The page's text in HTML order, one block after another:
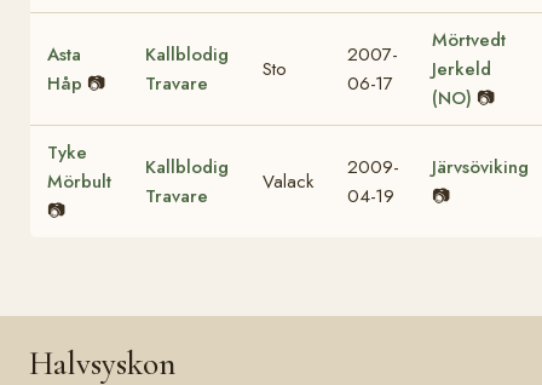
Asta
Håp 📷
Kallblodig
Travare
Sto
2007-
06-17
Mörtvedt
Jerkeld
(NO) 📷
Tyke
Mörbult
📷
Kallblodig
Travare
Valack
2009-
04-19
Järvsöviking
📷
Halvsyskon